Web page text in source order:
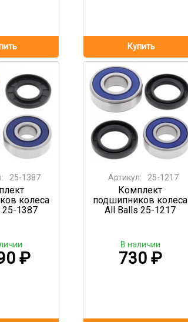
25-1387
колеса
25-1387
₽
Артикул: 25-1217
Комплект
подшипников колеса
All Balls 25-1217
730 ₽
В наличии